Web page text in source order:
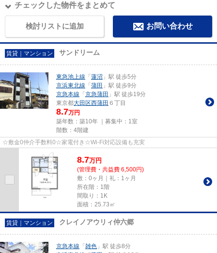
チェックした物件をまとめて
検討リストに追加 お問い合わせ
賃貸｜マンション サンドリーム
東急池上線 「 蓮沼 」駅 徒歩5分
京浜東北線 「 蒲田 」駅 徒歩9分
京急本線 「 京急蒲田 」駅 徒歩19分
東京都大田区西蒲田 ６丁目
8.7万円
築年数：築10年 ｜募集中： 1室
階数：4階建
☆敷金0仲介手数料0☆家電付き☆Wi-Fi対応設備も充実
8.7万円
(管理費・共益費 6,500円)
敷：0ヶ月｜礼：1ヶ月
所在階：1階
間取り：1K
面積：25.73㎡
賃貸｜マンション クレイノアウリィ仲六郷
京急本線 「 雑色 」駅 徒歩8分